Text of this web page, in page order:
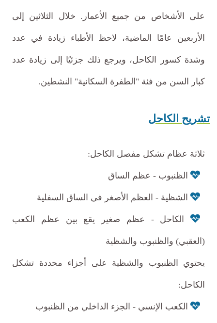
على الأشخاص من جميع الأعمار. خلال الثلاثين إلى
الأربعين عامًا الماضية، لاحظ الأطباء زيادة في عدد
وشدة كسور الكاحل، ويرجع ذلك جزئيًا إلى زيادة عدد
كبار السن من فئة "الطفرة السكانية" النشطين.
تشريح الكاحل
ثلاثة عظام تشكل مفصل الكاحل:
الظنبوب - عظم الساق
الشظية - العظم الأصغر في الساق السفلية
الكاحل - عظم صغير يقع بين عظم الكعب
(العقبي) والظنبوب والشظية
يحتوي الظنبوب والشظية على أجزاء محددة تشكل
الكاحل:
الكعب الإنسي - الجزء الداخلي من الظنبوب